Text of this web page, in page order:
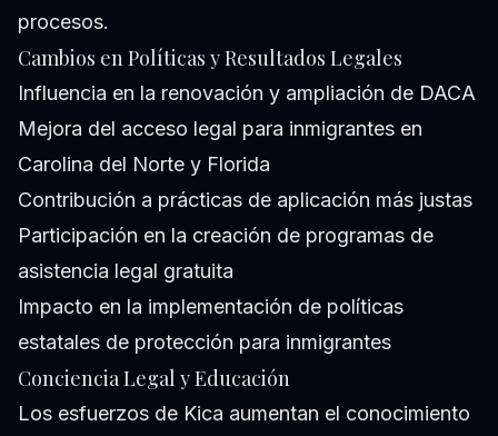
procesos.
Cambios en Políticas y Resultados Legales
Influencia en la renovación y ampliación de DACA
Mejora del acceso legal para inmigrantes en
Carolina del Norte y Florida
Contribución a prácticas de aplicación más justas
Participación en la creación de programas de
asistencia legal gratuita
Impacto en la implementación de políticas
estatales de protección para inmigrantes
Conciencia Legal y Educación
Los esfuerzos de Kica aumentan el conocimiento